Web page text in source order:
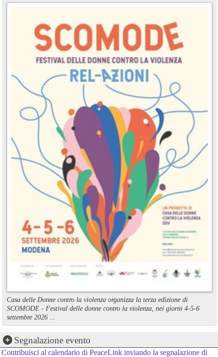
Casa delle Donne contro la violenza organizza la terza edizione di
SCOMODE - Festival delle donne contro la violenza, nei giorni 4-5-6
settembre 2026 ...
Segnalazione evento
Contribuisci al calendario di PeaceLink inviando la segnalazione di